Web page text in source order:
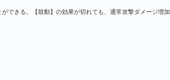
できる。【鼓動】の効果が切れても、通常攻撃ダメージ増加